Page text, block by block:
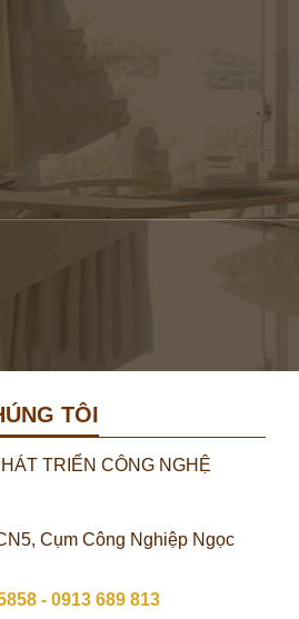
TÔI
TRIỂN CÔNG NGHỆ
Cụm Công Nghiệp Ngọc
- 0913 689 813